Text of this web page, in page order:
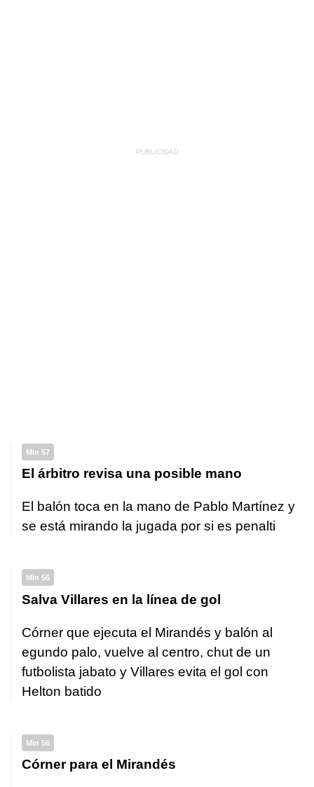
Min 57
El árbitro revisa una posible mano
El balón toca en la mano de Pablo Martínez y
se está mirando la jugada por si es penalti
Min 56
Salva Villares en la línea de gol
Córner que ejecuta el Mirandés y balón al
egundo palo, vuelve al centro, chut de un
futbolista jabato y Villares evita el gol con
Helton batido
Min 56
Córner para el Mirandés